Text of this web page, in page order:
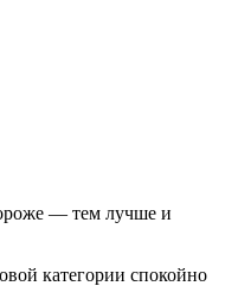
— тем лучше и
категории спокойно